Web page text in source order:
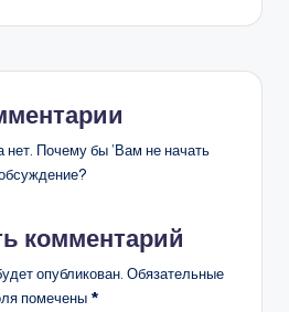
нет. Почему бы ’Вам не начать
комментарий
опубликован. Обязательные
помечены *